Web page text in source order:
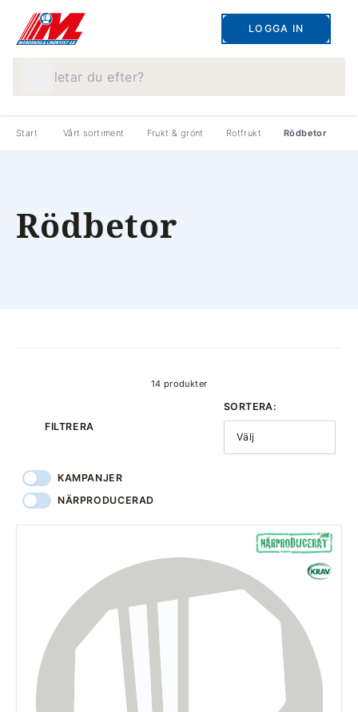
LOGGA IN
Start Vårt sortiment Frukt & grönt Rotfrukt Rödbetor
Rödbetor
14 produkter
FILTRERA
SORTERA:
Välj
KAMPANJER
NÄRPRODUCERAD